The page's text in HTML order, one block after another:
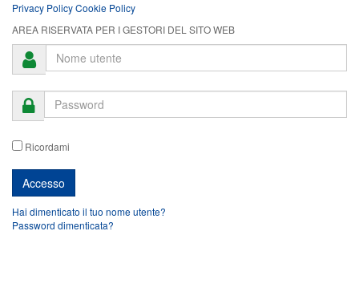
Privacy PolicyCookie Policy
AREA RISERVATA PER I GESTORI DEL SITO WEB
Ricordami
Hai dimenticato il tuo nome utente?
Password dimenticata?